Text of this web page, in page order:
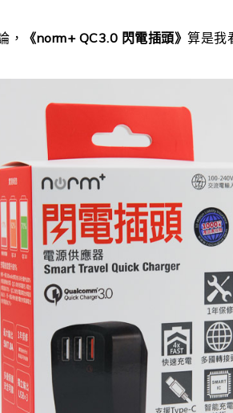
， 《norm+ QC3.0 閃電插頭》 算是我